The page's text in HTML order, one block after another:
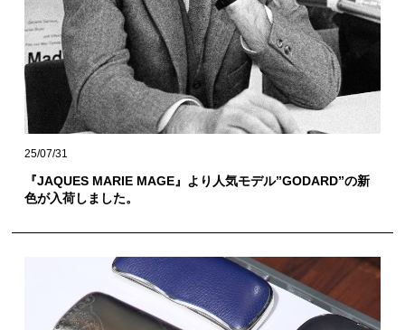
25/07/31
『JAQUES MARIE MAGE』より人気モデル”GODARD”の新
色が入荷しました。